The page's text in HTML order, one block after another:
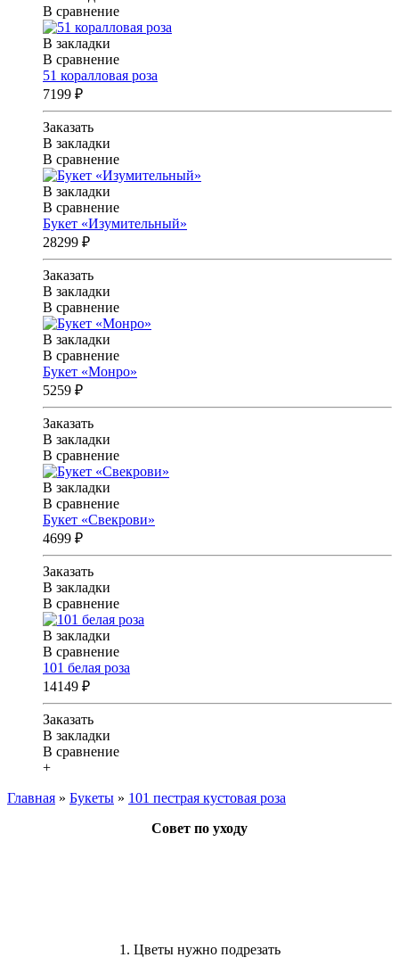
В сравнение
В закладки
В сравнение
51 коралловая роза
7199 ₽
Заказать
В закладки
В сравнение
В закладки
В сравнение
Букет «Изумительный»
28299 ₽
Заказать
В закладки
В сравнение
В закладки
В сравнение
Букет «Монро»
5259 ₽
Заказать
В закладки
В сравнение
В закладки
В сравнение
Букет «Свекрови»
4699 ₽
Заказать
В закладки
В сравнение
В закладки
В сравнение
101 белая роза
14149 ₽
Заказать
В закладки
В сравнение
+
Главная » Букеты » 101 пестрая кустовая роза
Совет по уходу
1. Цветы нужно подрезать